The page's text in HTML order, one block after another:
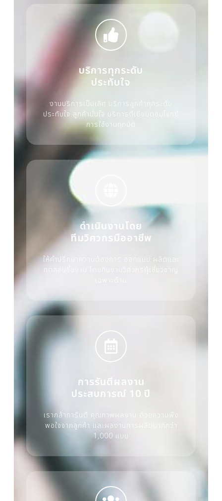
บริการทุกระดับ
ประทับใจ
งานบริการเป็นเลิศ บริการลูกค้าทุกระดับ
ประทับใจ ลูกค้ามั่นใจ บริการดีเยี่ยมตอบโจทย์
การใช้งานทุกมิติ
ดำเนินงานโดย
ทีมวิศวกรมืออาชีพ
ให้คำปรึกษาความต้องการ ออกแบบ ผลิตและ
ทดสอบชิ้นงาน โดยทีมงานวิศวกรผู้เชี่ยวชาญ
การรันตีผลงาน
ประสบการณ์ 10 ปี
เรากล้าการันตี คุณภาพผลงาน ด้วยความพึง
พอใจจากลูกค้า และผลงานการผลิตมากกว่า
1,000 แบบ